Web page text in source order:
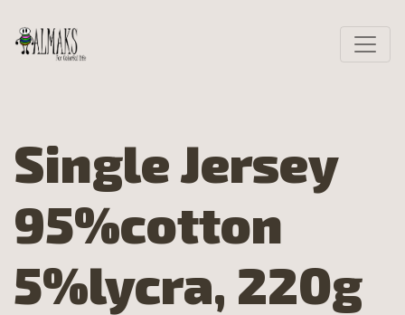
Single Jersey
95%cotton
5%lycra, 220g